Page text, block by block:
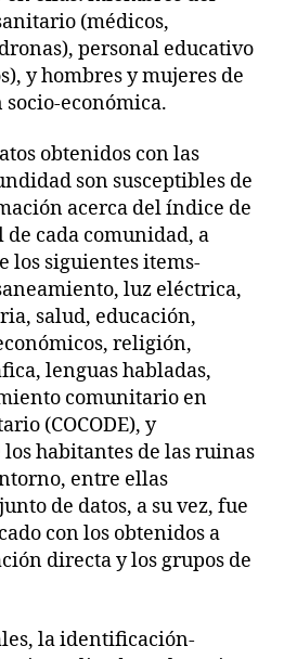
(médicos,
personal educativo
y hombres y mujeres de
económica.
obtenidos con las
son susceptibles de
acerca del índice de
cada comunidad, a
los siguientes items-
luz eléctrica,
salud, educación,
religión,
lenguas habladas,
comunitario en
(COCODE), y
habitantes de las ruinas
entre ellas
de datos, a su vez, fue
con los obtenidos a
directa y los grupos de
la identificación-